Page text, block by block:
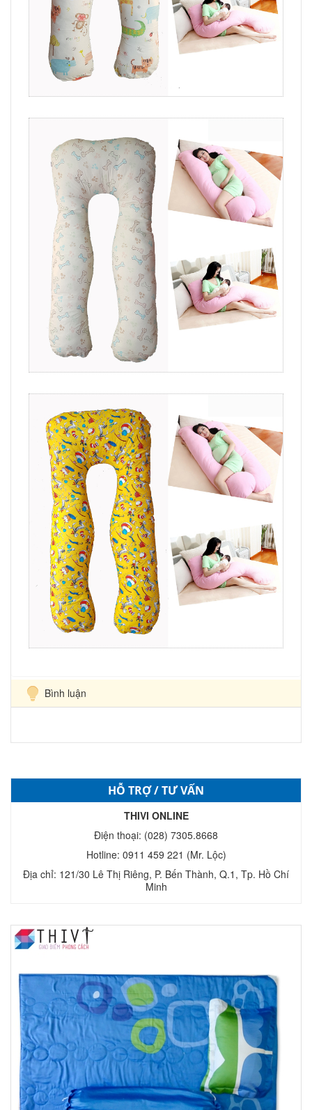
Bình luận
HỖ TRỢ / TƯ VẤN
THIVI ONLINE
Điện thoại: (028) 7305.8668
Hotline: 0911 459 221 (Mr. Lộc)
Địa chỉ: 121/30 Lê Thị Riêng, P. Bến Thành, Q.1, Tp. Hồ Chí
Minh